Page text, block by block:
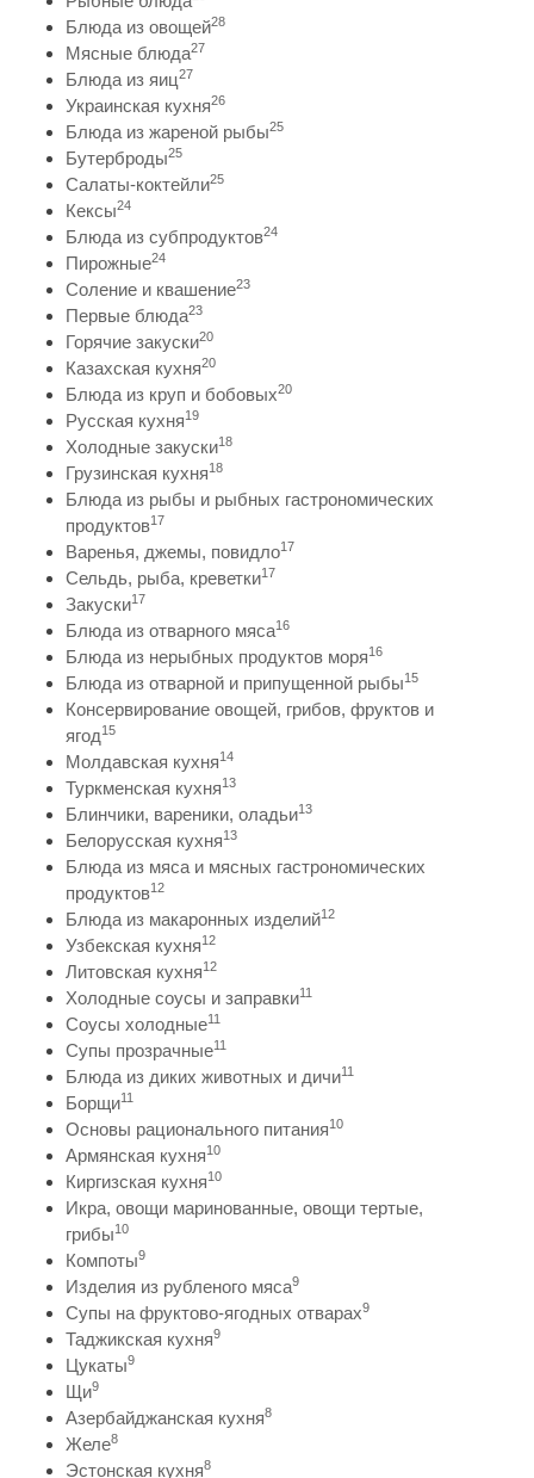
Блюда из овощей28
Мясные блюда27
Блюда из яиц27
Украинская кухня26
Блюда из жареной рыбы25
Бутерброды25
Салаты-коктейли25
Кексы24
Блюда из субпродуктов24
Пирожные24
Соление и квашение23
Первые блюда23
Горячие закуски20
Казахская кухня20
Блюда из круп и бобовых20
Русская кухня19
Холодные закуски18
Грузинская кухня18
Блюда из рыбы и рыбных гастрономических
продуктов17
Варенья, джемы, повидло17
Сельдь, рыба, креветки17
Закуски17
Блюда из отварного мяса16
Блюда из нерыбных продуктов моря16
Блюда из отварной и припущенной рыбы15
Консервирование овощей, грибов, фруктов и
ягод15
Молдавская кухня14
Туркменская кухня13
Блинчики, вареники, оладьи13
Белорусская кухня13
Блюда из мяса и мясных гастрономических
продуктов12
Блюда из макаронных изделий12
Узбекская кухня12
Литовская кухня12
Холодные соусы и заправки11
Соусы холодные11
Супы прозрачные11
Блюда из диких животных и дичи11
Борщи11
Основы рационального питания10
Армянская кухня10
Киргизская кухня10
Икра, овощи маринованные, овощи тертые,
грибы10
Компоты9
Изделия из рубленого мяса9
Супы на фруктово-ягодных отварах9
Таджикская кухня9
Цукаты9
Щи9
Азербайджанская кухня8
Желе8
Эстонская кухня8